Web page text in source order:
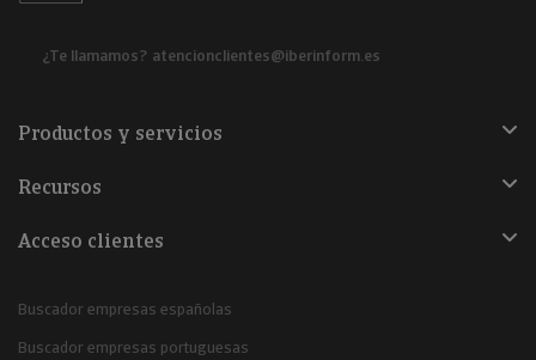
¿Te llamamos? atencionclientes@iberinform.es
Productos y servicios
Recursos
Acceso clientes
Buscador empresas españolas
Buscador empresas portuguesas